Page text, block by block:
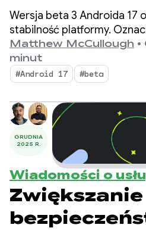
Wersja beta 3 Androida 17
stabilność platformy.
interfejsu API jest
przeprowadzić ostateczne
przesłać do Sklepu Play
na Androida 17.
Matthew McCullough •
minut
#Android 17 #beta
GRUDNIA
2025 R.
Wiadomości o
Zwiększanie